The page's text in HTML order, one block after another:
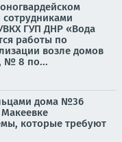
ГУП ДНР «Вода
работы по
возле домов
№ 8 по...
дома №36
которые требуют